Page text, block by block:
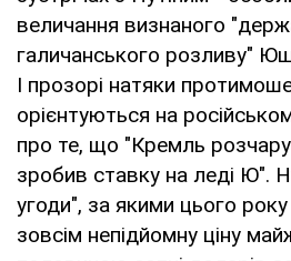
величання визнаного
галичанського розливу"
І прозорі натяки
орієнтуються на
про те, що "Кремль
зробив ставку на леді Ю".
угоди", за якими цього
зовсім непідйомну ціну